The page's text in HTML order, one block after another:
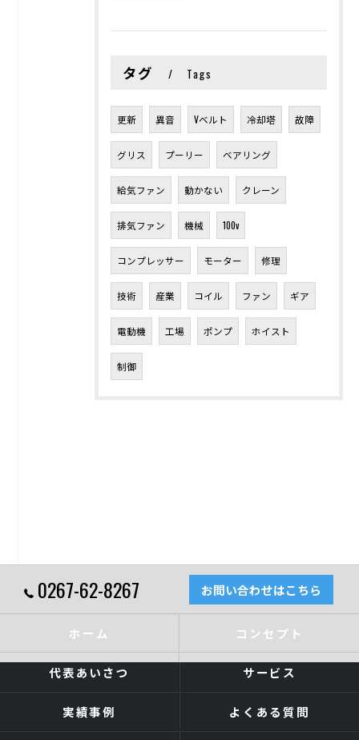
タグ Tags
更新 異音 Vベルト 冷却塔 故障
グリス プーリー ベアリング
給気ファン 動かない クレーン
排気ファン 機械 100v
コンプレッサー モーター 修理
技術 産業 コイル ファン ギア
電動機 工場 ポンプ ホイスト
制御
0267-62-8267 お問い合わせはこちら
ホーム コンセプト
代表あいさつ サービス
実績事例 よくある質問